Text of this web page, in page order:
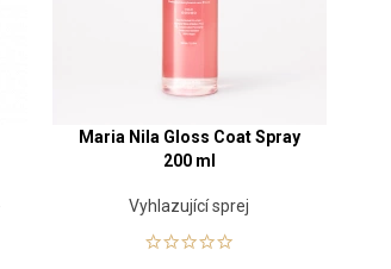
Maria Nila Gloss Coat Spray
200 ml
Vyhlazující sprej